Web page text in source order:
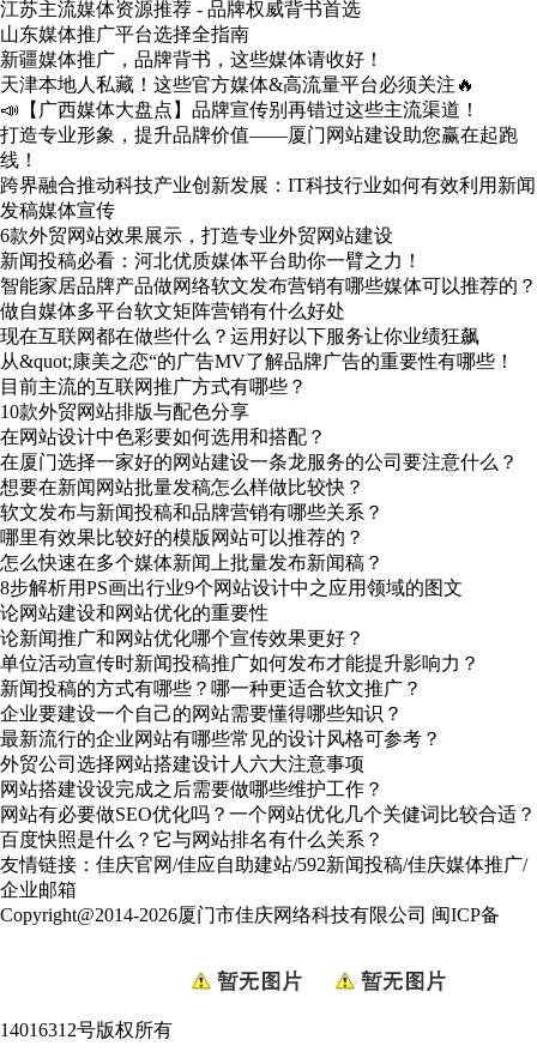
江苏主流媒体资源推荐 - 品牌权威背书首选
山东媒体推广平台选择全指南
新疆媒体推广，品牌背书，这些媒体请收好！
天津本地人私藏！这些官方媒体&高流量平台必须关注🔥
📣【广西媒体大盘点】品牌宣传别再错过这些主流渠道！
打造专业形象，提升品牌价值——厦门网站建设助您赢在起跑
线！
跨界融合推动科技产业创新发展：IT科技行业如何有效利用新闻
发稿媒体宣传
6款外贸网站效果展示，打造专业外贸网站建设
新闻投稿必看：河北优质媒体平台助你一臂之力！
智能家居品牌产品做网络软文发布营销有哪些媒体可以推荐的？
做自媒体多平台软文矩阵营销有什么好处
现在互联网都在做些什么？运用好以下服务让你业绩狂飙
从&quot;康美之恋“的广告MV了解品牌广告的重要性有哪些！
目前主流的互联网推广方式有哪些？
10款外贸网站排版与配色分享
在网站设计中色彩要如何选用和搭配？
在厦门选择一家好的网站建设一条龙服务的公司要注意什么？
想要在新闻网站批量发稿怎么样做比较快？
软文发布与新闻投稿和品牌营销有哪些关系？
哪里有效果比较好的模版网站可以推荐的？
怎么快速在多个媒体新闻上批量发布新闻稿？
8步解析用PS画出行业9个网站设计中之应用领域的图文
论网站建设和网站优化的重要性
论新闻推广和网站优化哪个宣传效果更好？
单位活动宣传时新闻投稿推广如何发布才能提升影响力？
新闻投稿的方式有哪些？哪一种更适合软文推广？
企业要建设一个自己的网站需要懂得哪些知识？
最新流行的企业网站有哪些常见的设计风格可参考？
外贸公司选择网站搭建设计人六大注意事项
网站搭建设设完成之后需要做哪些维护工作？
网站有必要做SEO优化吗？一个网站优化几个关健词比较合适？
百度快照是什么？它与网站排名有什么关系？
友情链接： 佳庆官网/佳应自助建站/592新闻投稿/佳庆媒体推广/
企业邮箱
Copyright@2014-2026厦门市佳庆网络科技有限公司 闽ICP备
14016312号版权所有